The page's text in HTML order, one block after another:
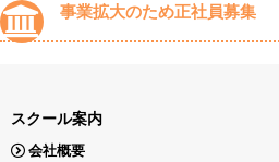
事業拡大のため正社員募集
スクール案内
会社概要